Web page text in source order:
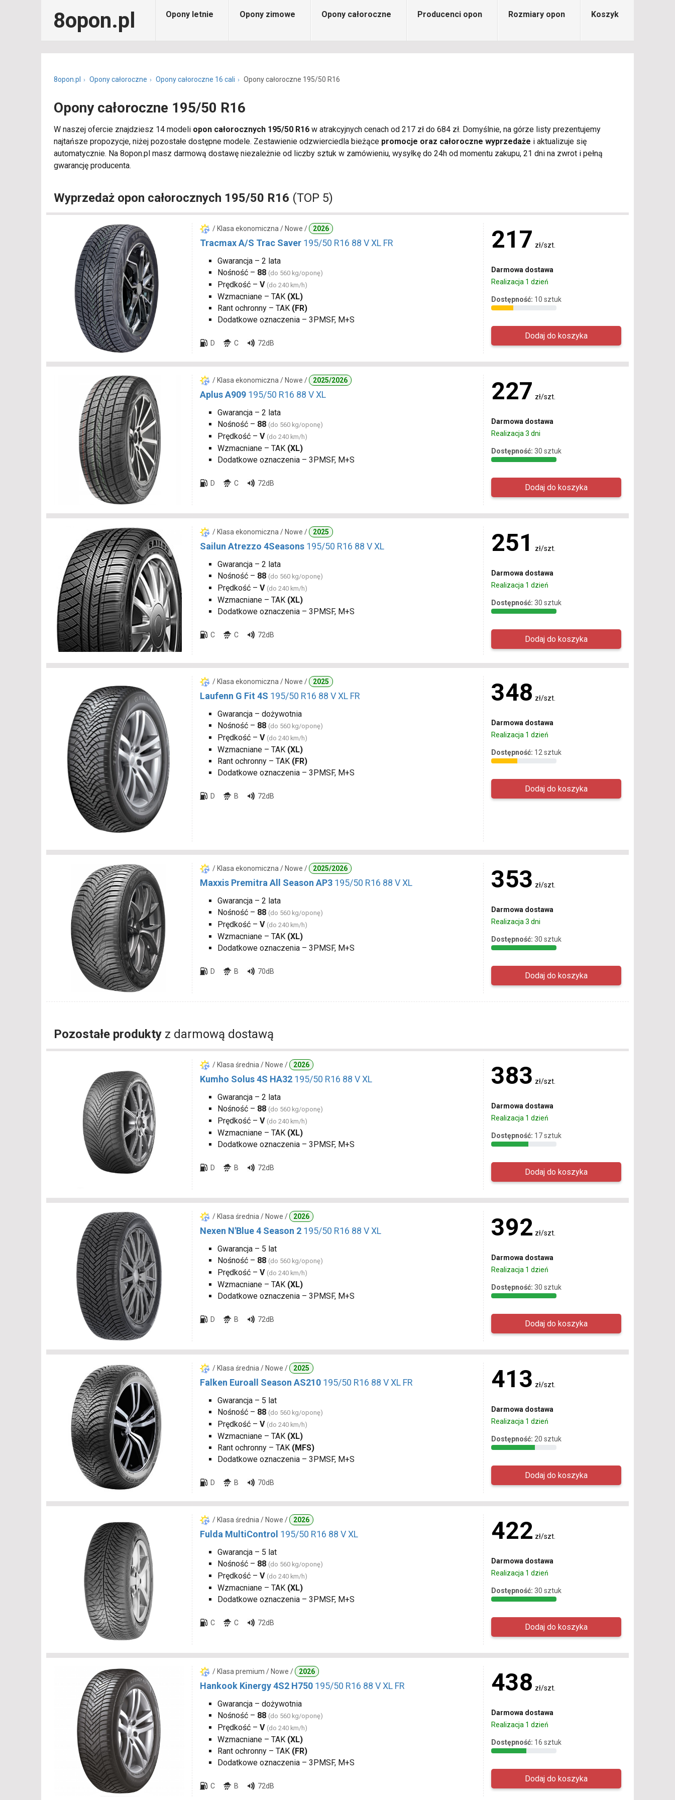
8opon.pl Opony letnie Opony zimowe Opony całoroczne Producenci opon Rozmiary opon Koszyk
8opon.pl Opony całoroczne Opony całoroczne 16 cali Opony całoroczne 195/50 R16
Opony całoroczne 195/50 R16
W naszej ofercie znajdziesz 14 modeli opon całorocznych 195/50 R16 w atrakcyjnych cenach od 217 zł do 684 zł. Domyślnie, na górze listy prezentujemy
najtańsze propozycje, niżej pozostałe dostępne modele. Zestawienie odzwierciedla bieżące promocje oraz całoroczne wyprzedaże i aktualizuje się
automatycznie. Na 8opon.pl masz darmową dostawę niezależnie od liczby sztuk w zamówieniu, wysyłkę do 24h od momentu zakupu, 21 dni na zwrot i pełną
gwarancję producenta.
Wyprzedaż opon całorocznych 195/50 R16 (TOP 5)
/ Klasa ekonomiczna / Nowe / 2026
Tracmax A/S Trac Saver 195/50 R16 88 V XL FR
Gwarancja – 2 lata
Nośność – 88 (do 560 kg/oponę)
Prędkość – V (do 240 km/h)
Wzmacniane – TAK (XL)
Rant ochronny – TAK (FR)
Dodatkowe oznaczenia – 3PMSF, M+S
D C 72dB
217 zł/szt.
Darmowa dostawa
Realizacja 1 dzień
Dostępność: 10 sztuk
/ Klasa ekonomiczna / Nowe / 2025/2026
Aplus A909 195/50 R16 88 V XL
Gwarancja – 2 lata
Nośność – 88 (do 560 kg/oponę)
Prędkość – V (do 240 km/h)
Wzmacniane – TAK (XL)
Dodatkowe oznaczenia – 3PMSF, M+S
D C 72dB
227 zł/szt.
Darmowa dostawa
Realizacja 3 dni
Dostępność: 30 sztuk
/ Klasa ekonomiczna / Nowe / 2025
Sailun Atrezzo 4Seasons 195/50 R16 88 V XL
Gwarancja – 2 lata
Nośność – 88 (do 560 kg/oponę)
Prędkość – V (do 240 km/h)
Wzmacniane – TAK (XL)
Dodatkowe oznaczenia – 3PMSF, M+S
C C 72dB
251 zł/szt.
Darmowa dostawa
Realizacja 1 dzień
Dostępność: 30 sztuk
/ Klasa ekonomiczna / Nowe / 2025
Laufenn G Fit 4S 195/50 R16 88 V XL FR
Gwarancja – dożywotnia
Nośność – 88 (do 560 kg/oponę)
Prędkość – V (do 240 km/h)
Wzmacniane – TAK (XL)
Rant ochronny – TAK (FR)
Dodatkowe oznaczenia – 3PMSF, M+S
D B 72dB
348 zł/szt.
Darmowa dostawa
Realizacja 1 dzień
Dostępność: 12 sztuk
/ Klasa ekonomiczna / Nowe / 2025/2026
Maxxis Premitra All Season AP3 195/50 R16 88 V XL
Gwarancja – 2 lata
Nośność – 88 (do 560 kg/oponę)
Prędkość – V (do 240 km/h)
Wzmacniane – TAK (XL)
Dodatkowe oznaczenia – 3PMSF, M+S
D B 70dB
353 zł/szt.
Darmowa dostawa
Realizacja 3 dni
Dostępność: 30 sztuk
Pozostałe produkty z darmową dostawą
/ Klasa średnia / Nowe / 2026
Kumho Solus 4S HA32 195/50 R16 88 V XL
Gwarancja – 2 lata
Nośność – 88 (do 560 kg/oponę)
Prędkość – V (do 240 km/h)
Wzmacniane – TAK (XL)
Dodatkowe oznaczenia – 3PMSF, M+S
D B 72dB
383 zł/szt.
Darmowa dostawa
Realizacja 1 dzień
Dostępność: 17 sztuk
/ Klasa średnia / Nowe / 2026
Nexen N'Blue 4 Season 2 195/50 R16 88 V XL
Gwarancja – 5 lat
Nośność – 88 (do 560 kg/oponę)
Prędkość – V (do 240 km/h)
Wzmacniane – TAK (XL)
Dodatkowe oznaczenia – 3PMSF, M+S
D B 72dB
392 zł/szt.
Darmowa dostawa
Realizacja 1 dzień
Dostępność: 30 sztuk
/ Klasa średnia / Nowe / 2025
Falken Euroall Season AS210 195/50 R16 88 V XL FR
Gwarancja – 5 lat
Nośność – 88 (do 560 kg/oponę)
Prędkość – V (do 240 km/h)
Wzmacniane – TAK (XL)
Rant ochronny – TAK (MFS)
Dodatkowe oznaczenia – 3PMSF, M+S
D B 70dB
413 zł/szt.
Darmowa dostawa
Realizacja 1 dzień
Dostępność: 20 sztuk
/ Klasa średnia / Nowe / 2026
Fulda MultiControl 195/50 R16 88 V XL
Gwarancja – 5 lat
Nośność – 88 (do 560 kg/oponę)
Prędkość – V (do 240 km/h)
Wzmacniane – TAK (XL)
Dodatkowe oznaczenia – 3PMSF, M+S
C C 72dB
422 zł/szt.
Darmowa dostawa
Realizacja 1 dzień
Dostępność: 30 sztuk
/ Klasa premium / Nowe / 2026
Hankook Kinergy 4S2 H750 195/50 R16 88 V XL FR
Gwarancja – dożywotnia
Nośność – 88 (do 560 kg/oponę)
Prędkość – V (do 240 km/h)
Wzmacniane – TAK (XL)
Rant ochronny – TAK (FR)
Dodatkowe oznaczenia – 3PMSF, M+S
C B 72dB
438 zł/szt.
Darmowa dostawa
Realizacja 1 dzień
Dostępność: 16 sztuk